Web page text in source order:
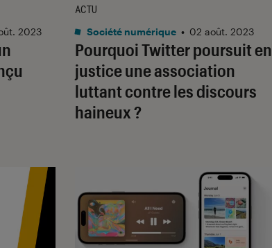
2023
Pourquoi Twitter poursuit en
justice une association
luttant contre les discours
haineux ?
ACTU
Société numérique • 02 août. 2023